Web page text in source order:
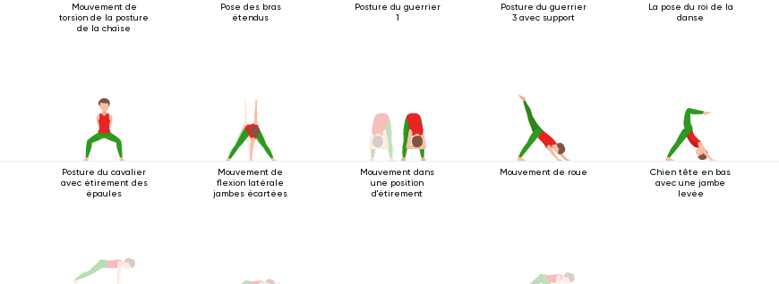
Mouvement de
torsion de la posture
de la chaise
Pose des bras
étendus
Posture du guerrier
1
Posture du guerrier
3 avec support
La pose du roi de la
danse
Posture du cavalier
avec étirement des
épaules
Mouvement de
flexion latérale
jambes écartées
Mouvement dans
une position
d'étirement
Mouvement de roue
Chien tête en bas
avec une jambe
levée